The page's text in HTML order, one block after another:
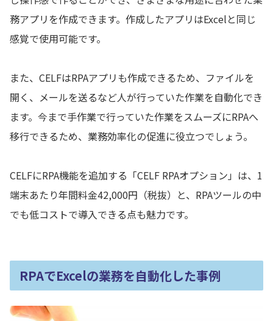
務アプリを作成できます。作成したアプリはExcelと同じ
感覚で使用可能です。
また、CELFはRPAアプリも作成できるため、ファイルを
開く、メールを送るなど人が行っていた作業を自動化でき
ます。今まで手作業で行っていた作業をスムーズにRPAへ
移行できるため、業務効率化の促進に役立つでしょう。
CELFにRPA機能を追加する「CELF RPAオプション」は、1
端末あたり年間料金42,000円（税抜）と、RPAツールの中
でも低コストで導入できる点も魅力です。
RPAでExcelの業務を自動化した事例